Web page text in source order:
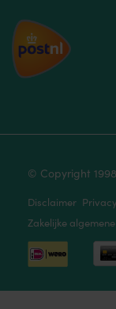
© Copyright
Disclaimer
Zakelijke